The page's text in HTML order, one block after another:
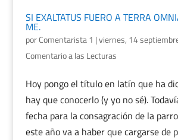
SI EXALTATUS FUERO A TERRA
ME.
porComentarista 1 |viernes, 14
Comentario a las Lecturas
Hoy pongo el título en latín que ha
hay que conocerlo (y yo no sé).
fecha para la consagración de la
este año va a haber que cargarse de